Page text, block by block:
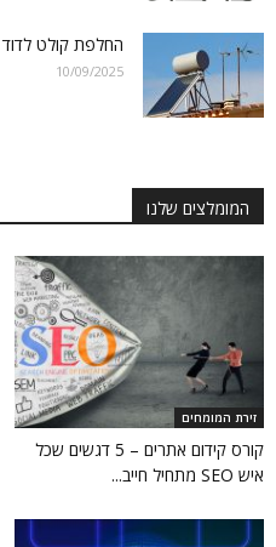
החלפת קולט
10/09/2025
המומלצים שלנו
זירת המומחים
קורס קידום אתרים – 5 דגשים שכל
איש SEO מתחיל חייב...